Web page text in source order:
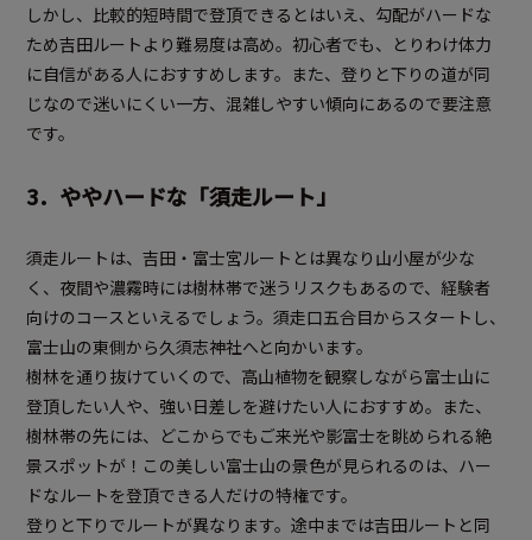
しかし、比較的短時間で登頂できるとはいえ、勾配がハードな
ため吉田ルートより難易度は高め。初心者でも、とりわけ体力
に自信がある人におすすめします。また、登りと下りの道が同
じなので迷いにくい一方、混雑しやすい傾向にあるので要注意
です。
3．ややハードな「須走ルート」
須走ルートは、吉田・富士宮ルートとは異なり山小屋が少な
く、夜間や濃霧時には樹林帯で迷うリスクもあるので、経験者
向けのコースといえるでしょう。須走口五合目からスタートし、
富士山の東側から久須志神社へと向かいます。
樹林を通り抜けていくので、高山植物を観察しながら富士山に
登頂したい人や、強い日差しを避けたい人におすすめ。また、
樹林帯の先には、どこからでもご来光や影富士を眺められる絶
景スポットが！この美しい富士山の景色が見られるのは、ハー
ドなルートを登頂できる人だけの特権です。
登りと下りでルートが異なります。途中までは吉田ルートと同